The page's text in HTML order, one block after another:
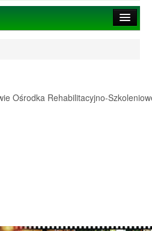
Ośrodka Rehabilitacyjno-